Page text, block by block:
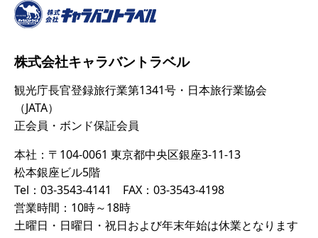
株式会社キャラバントラベル
観光庁長官登録旅行業第1341号・日本旅行業協会
（JATA）
正会員・ボンド保証会員
本社：〒104-0061 東京都中央区銀座3-11-13
松本銀座ビル5階
Tel：03-3543-4141 FAX：03-3543-4198
営業時間：10時～18時
土曜日・日曜日・祝日および年末年始は休業となります